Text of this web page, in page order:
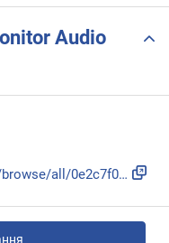
Audio
https://monitoraudiogroup.dash.app/browse/all/0e2c7f05-ea4c...